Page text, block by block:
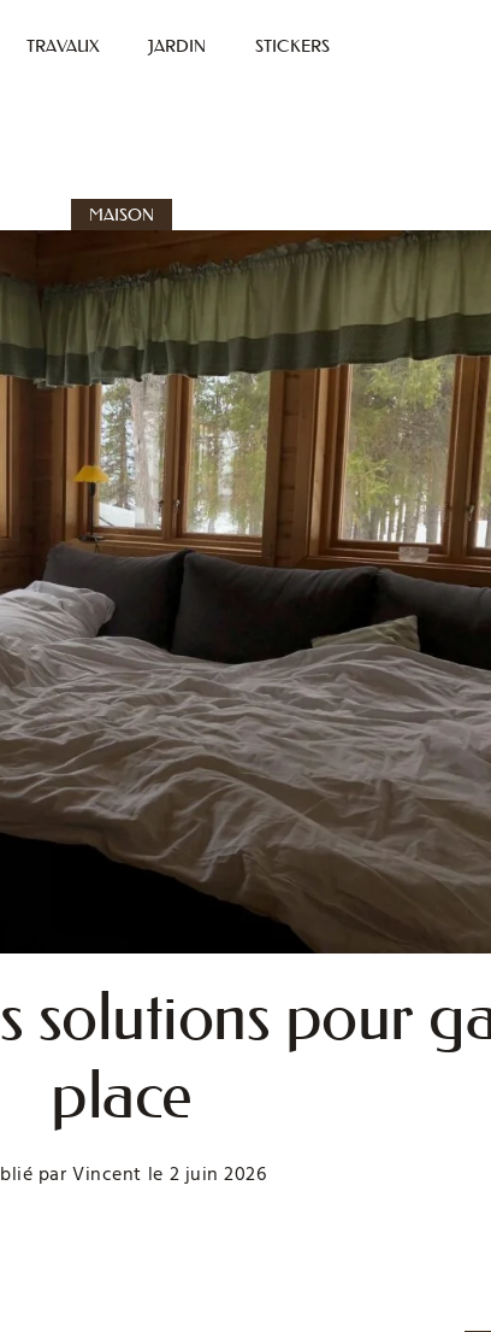
TRAVAUX JARDIN STICKERS
MAISON
solutions pour
place
par Vincent le 2 juin 2026